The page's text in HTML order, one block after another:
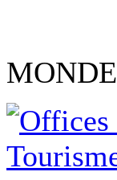
MONDE